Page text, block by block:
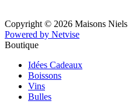
Copyright © 2026 Maisons Niels
Powered by Netvise
Boutique
Idées Cadeaux
Boissons
Vins
Bulles